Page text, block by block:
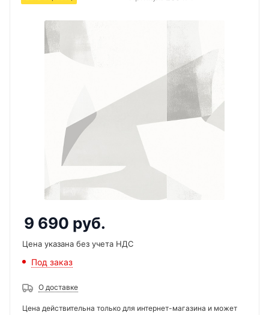
9 690 руб.
Цена указана без учета НДС
Под заказ
О доставке
Цена действительна только для интернет-магазина и может